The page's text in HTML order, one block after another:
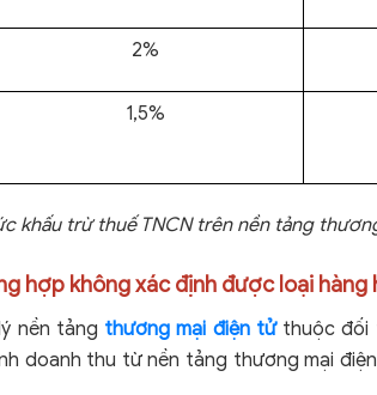
2%
1,5%
khấu trừ thuế TNCN trên nền tảng
hợp không xác định được loại hàng
nền tảng thương mại điện tửthuộc đối
doanh thu từ nền tảng thương mại